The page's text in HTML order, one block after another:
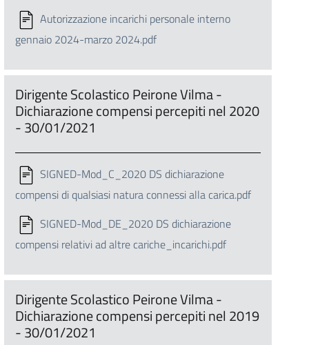
Autorizzazione incarichi personale interno
gennaio 2024-marzo 2024.pdf
Dirigente Scolastico Peirone Vilma -
Dichiarazione compensi percepiti nel 2020
- 30/01/2021
SIGNED-Mod_C_2020 DS dichiarazione
compensi di qualsiasi natura connessi alla carica.pdf
SIGNED-Mod_DE_2020 DS dichiarazione
compensi relativi ad altre cariche_incarichi.pdf
Dirigente Scolastico Peirone Vilma -
Dichiarazione compensi percepiti nel 2019
- 30/01/2021